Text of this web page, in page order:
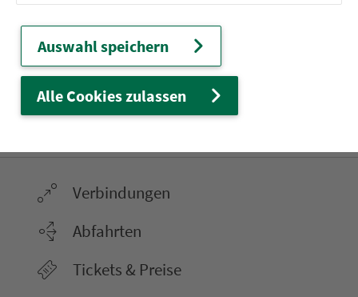
Ver­kehrs­ver­bund Groß­raum
Nürn­berg
22.000 Qua­drat­ki­lo­me­ter. 130 Ver­kehrs­un­
Ver­bin­dungen
Abfahrten
Tickets & Preise
Auswahl speichern
Alle Cookies zulassen